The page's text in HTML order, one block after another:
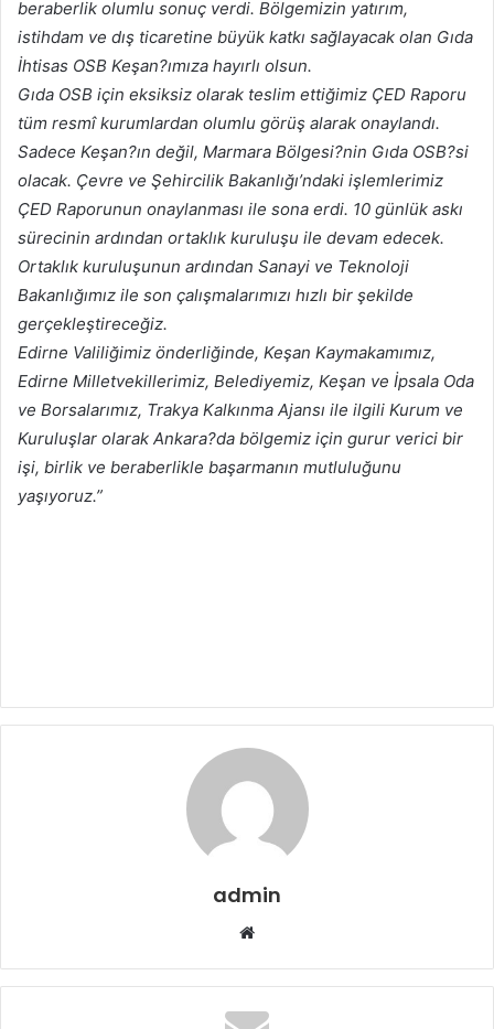
beraberlik olumlu sonuç verdi. Bölgemizin yatırım,
istihdam ve dış ticaretine büyük katkı sağlayacak olan Gıda
İhtisas OSB Keşan?ımıza hayırlı olsun.
Gıda OSB için eksiksiz olarak teslim ettiğimiz ÇED Raporu
tüm resmî kurumlardan olumlu görüş alarak onaylandı.
Sadece Keşan?ın değil, Marmara Bölgesi?nin Gıda OSB?si
olacak. Çevre ve Şehircilik Bakanlığı’ndaki işlemlerimiz
ÇED Raporunun onaylanması ile sona erdi. 10 günlük askı
sürecinin ardından ortaklık kuruluşu ile devam edecek.
Ortaklık kuruluşunun ardından Sanayi ve Teknoloji
Bakanlığımız ile son çalışmalarımızı hızlı bir şekilde
gerçekleştireceğiz.
Edirne Valiliğimiz önderliğinde, Keşan Kaymakamımız,
Edirne Milletvekillerimiz, Belediyemiz, Keşan ve İpsala Oda
ve Borsalarımız, Trakya Kalkınma Ajansı ile ilgili Kurum ve
Kuruluşlar olarak Ankara?da bölgemiz için gurur verici bir
işi, birlik ve beraberlikle başarmanın mutluluğunu
yaşıyoruz.”
admin
Web